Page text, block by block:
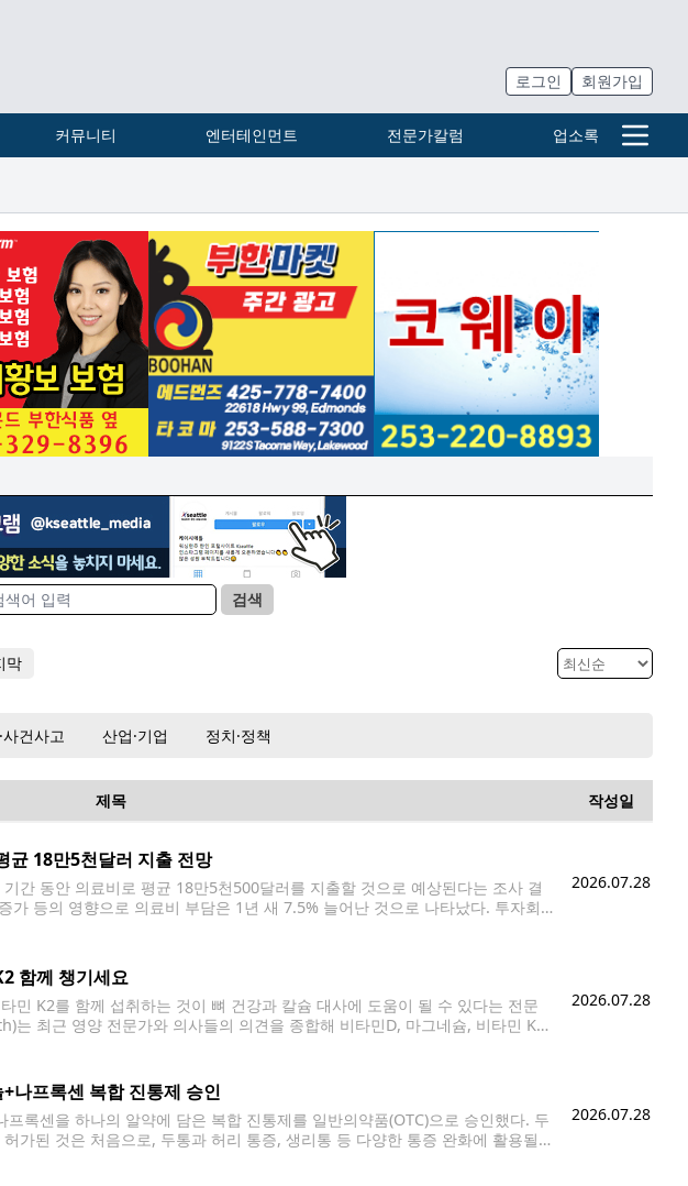
로그인 회원가입
커뮤니티 엔터테인먼트 전문가칼럼 업소록
검색
막
사건사고 산업·기업 정치·정책
제목 작성일
균 18만5천달러 지출 전망
간 동안 의료비로 평균 18만5천500달러를 지출할 것으로 예상된다는 조사 결
가 등의 영향으로 의료비 부담은 1년 새 7.5% 늘어난 것으로 나타났다. 투자회
2026.07.28
함께 챙기세요
민 K2를 함께 섭취하는 것이 뼈 건강과 칼슘 대사에 도움이 될 수 있다는 전문
는 최근 영양 전문가와 의사들의 의견을 종합해 비타민D, 마그네슘, 비타민 K2
2026.07.28
나프록센 복합 진통제 승인
록센을 하나의 알약에 담은 복합 진통제를 일반의약품(OTC)으로 승인했다. 두
가된 것은 처음으로, 두통과 허리 통증, 생리통 등 다양한 통증 완화에 활용될
2026.07.28